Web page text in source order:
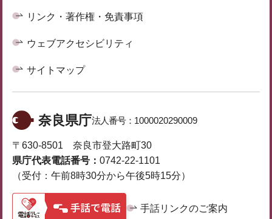
リンク・著作権・免責事項
ウェブアクセシビリティ
サイトマップ
奈良県庁法人番号： 1000020290009
〒630-8501 奈良市登大路町30
県庁代表電話番号： 0742-22-1101
（受付：午前8時30分から午後5時15分）
手話リンクのご案内